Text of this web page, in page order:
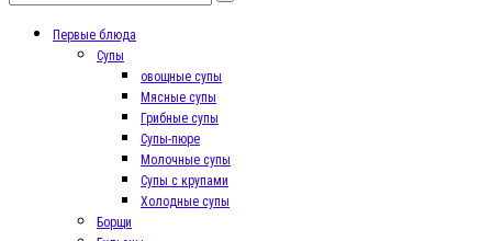
Первые блюда
Супы
овощные супы
Мясные супы
Грибные супы
Супы-пюре
Молочные супы
Супы с крупами
Холодные супы
Борщи